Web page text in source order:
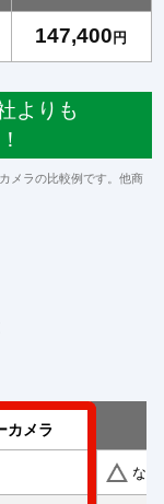
147,400円
よりも
メラの比較例です。他商
カメラ
なし